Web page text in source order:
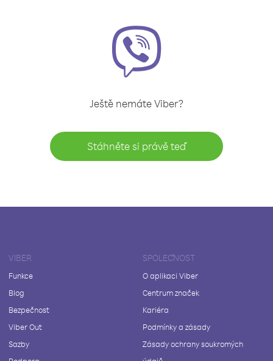
Ještě nemáte Viber?
Stáhněte si právě teď
VIBER
Funkce
Blog
Bezpečnost
Viber Out
Sazby
SPOLEČNOST
O aplikaci Viber
Centrum značek
Kariéra
Podmínky a zásady
Zásady ochrany soukromých